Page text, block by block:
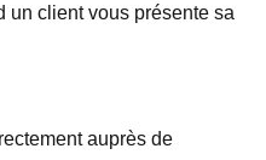
un client vous présente sa
auprès de